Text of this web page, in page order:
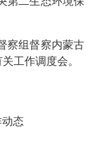
组督察内蒙古
工作调度会。
态